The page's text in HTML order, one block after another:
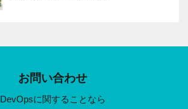
お問い合わせ
DevOpsに関することなら